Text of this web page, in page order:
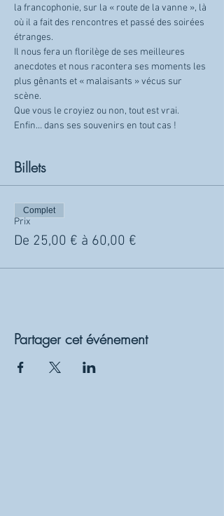
la francophonie, sur la « route de la vanne », là
où il a fait des rencontres et passé des soirées
étranges.
Il nous fera un florilège de ses meilleures
anecdotes et nous racontera ses moments les
plus gênants et « malaisants » vécus sur
scène.
Que vous le croyiez ou non, tout est vrai.
Enfin… dans ses souvenirs en tout cas !
Billets
Prix
De 25,00 € à 60,00 €
Complet
Partager cet événement